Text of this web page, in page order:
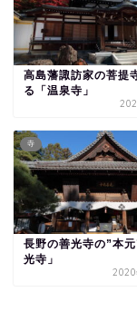
高島藩諏訪家の菩提
る「温泉寺」
寺
長野の善光寺の”本
光寺」
2020